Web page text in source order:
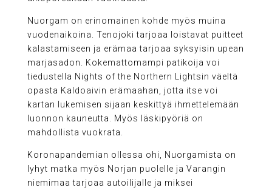
Nuorgam on erinomainen kohde myös muina
vuodenaikoina. Tenojoki tarjoaa loistavat puitteet
kalastamiseen ja erämaa tarjoaa syksyisin upean
marjasadon. Kokemattomampi patikoija voi
tiedustella Nights of the Northern Lightsin väeltä
opasta Kaldoaivin erämaahan, jotta itse voi
kartan lukemisen sijaan keskittyä ihmettelemään
luonnon kauneutta. Myös läskipyöriä on
mahdollista vuokrata.
Koronapandemian ollessa ohi, Nuorgamista on
lyhyt matka myös Norjan puolelle ja Varangin
niemimaa tarjoaa autoilijalle ja miksei